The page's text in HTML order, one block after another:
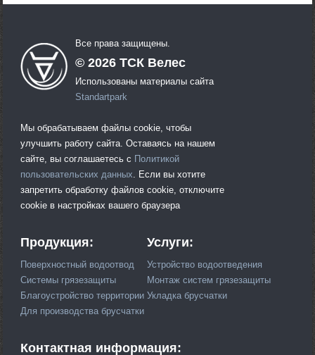
Все права защищены.
©2026 ТСК Велес
Использованы материалы сайта
Standartpark
Мы обрабатываем файлы cookie, чтобы
улучшить работу сайта. Оставаясь на нашем
сайте, вы соглашаетесь с Политикой
пользовательских данных . Если вы хотите
запретить обработку файлов cookie, отключите
cookie в настройках вашего браузера
Продукция:
Поверхностный водоотвод
Системы грязезащиты
Благоустройство территории
Для производства брусчатки
Услуги:
Устройство водоотведения
Монтаж систем грязезащиты
Укладка брусчатки
Контактная информация: